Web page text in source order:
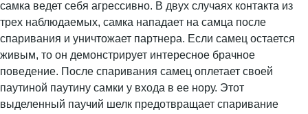
самка ведет себя агрессивно. В двух случаях контакта из
трех наблюдаемых, самка нападает на самца после
спаривания и уничтожает партнера. Если самец остается
живым, то он демонстрирует интересное брачное
поведение. После спаривания самец оплетает своей
паутиной паутину самки у входа в ее нору. Этот
выделенный паучий шелк предотвращает спаривание